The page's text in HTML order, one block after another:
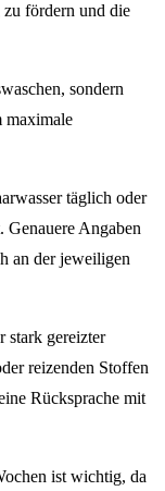
fördern und die
sondern
maximale
täglich oder
Genauere Angaben
an der jeweiligen
stark gereizter
reizenden Stoffen
Rücksprache mit
ist wichtig, da